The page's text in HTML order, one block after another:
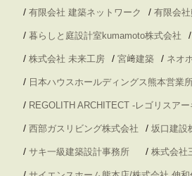
/ 有限会社 建築ネットワーク / 有限会
/ 暮らしと庭設計室kumamoto株式会社 /
/ 株式会社 未来工房 / 宮﨑建築 / ネオ
/ 日本ハウスホールディングス熊本営業
/ REGOLITH ARCHITECT -レゴリスア
/ 西部ガスリビング株式会社 / 坂口建設
/ サキ一級建築設計事務所 / 株式会社